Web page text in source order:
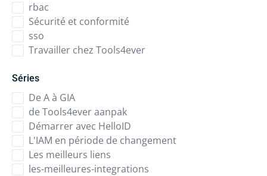
rbac
Sécurité et conformité
sso
Travailler chez Tools4ever
Séries
De A à GIA
de Tools4ever aanpak
Démarrer avec HelloID
L'IAM en période de changement
Les meilleurs liens
les-meilleures-integrations